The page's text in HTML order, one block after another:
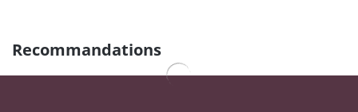
Recommandations